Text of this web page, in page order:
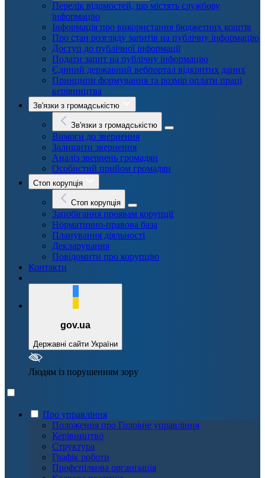
Перелік відомостей, що містять службову
інформацію
Інформація про використання бюджетних коштів
Про стан розгляду запитів на публічну інформацію
Доступ до публічної інформації
Подати запит на публічну інформацію
Єдиний державний вебпортал відкритих даних
Принципи формування та розмір оплати праці
керівництва
Зв'язки з громадськістю
Зв'язки з громадськістю
Вимоги до звернення
Залишити звернення
Аналіз звернень громадян
Особистий прийом громадян
Стоп корупція
Стоп корупція
Запобігання проявам корупції
Нормативно-правова база
Планування діяльності
Декларування
Повідомити про корупцію
Контакти
gov.ua
Державні сайти України
Людям із порушенням зору
Про управління
Положення про Головне управління
Керівництво
Структура
Графік роботи
Профспілкова організація